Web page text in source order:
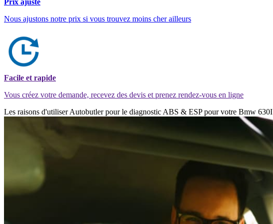
Nous ajustons notre prix si vous trouvez moins cher ailleurs
Facile et rapide
Vous créez votre demande, recevez des devis et prenez rendez-vous en ligne
Les raisons d'utiliser Autobutler pour le diagnostic ABS & ESP pour votre Bmw 630I